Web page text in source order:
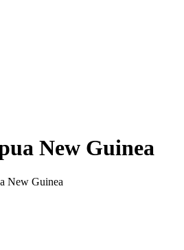
New Guinea
New Guinea